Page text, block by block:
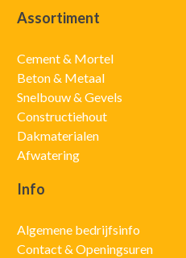
Assortiment
Cement & Mortel
Beton & Metaal
Snelbouw & Gevels
Constructiehout
Dakmaterialen
Afwatering
Info
Algemene bedrijfsinfo
Contact & Openingsuren